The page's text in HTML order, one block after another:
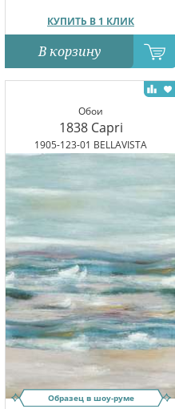
КУПИТЬ В 1 КЛИК
В корзину
Обои
1838 Capri
1905-123-01 BELLAVISTA
Образец в шоу-руме